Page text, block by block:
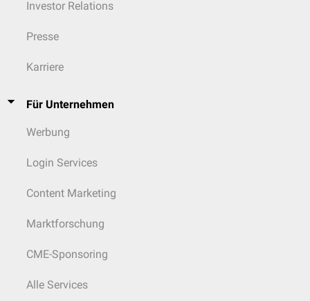
Investor Relations
Presse
Karriere
Für Unternehmen
Werbung
Login Services
Content Marketing
Marktforschung
CME-Sponsoring
Alle Services